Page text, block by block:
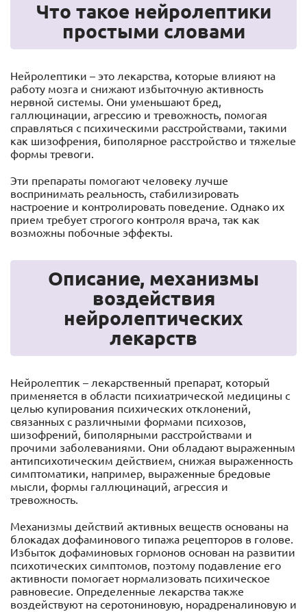
Что такое нейролептики
простыми словами
Нейролептики – это лекарства, которые влияют на
работу мозга и снижают избыточную активность
нервной системы. Они уменьшают бред,
галлюцинации, агрессию и тревожность, помогая
справляться с психическими расстройствами, такими
как шизофрения, биполярное расстройство и тяжелые
формы тревоги.
Эти препараты помогают человеку лучше
воспринимать реальность, стабилизировать
настроение и контролировать поведение. Однако их
прием требует строгого контроля врача, так как
возможны побочные эффекты.
Описание, механизмы
воздействия
нейролептических
лекарств
Нейролептик – лекарственный препарат, который
применяется в области психиатрической медицины с
целью купирования психических отклонений,
связанных с различными формами психозов,
шизофрений, биполярными расстройствами и
прочими заболеваниями. Они обладают выраженным
антипсихотическим действием, снижая выраженность
симптоматики, например, выраженные бредовые
мысли, формы галлюцинаций, агрессия и
тревожность.
Механизмы действий активных веществ основаны на
блокадах дофаминового типажа рецепторов в голове.
Избыток дофаминовых гормонов основан на развитии
психотических симптомов, поэтому подавление его
активности помогает нормализовать психическое
равновесие. Определенные лекарства также
воздействуют на серотониновую, норадреналиновую и